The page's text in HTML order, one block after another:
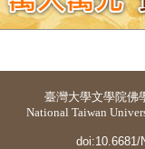
臺灣大學文學院佛
National Taiwan
doi:10.6681/